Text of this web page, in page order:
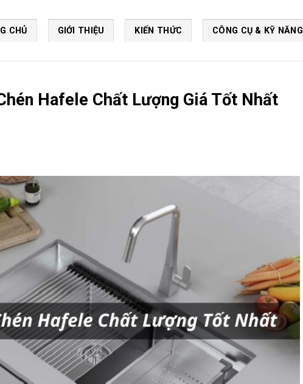
CHỦ GIỚI THIỆU KIẾN THỨC CÔNG CỤ & KỸ NĂNG
Hafele Chất Lượng Giá Tốt Nhất